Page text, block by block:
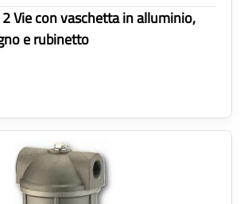
Vie con vaschetta in alluminio,
e rubinetto